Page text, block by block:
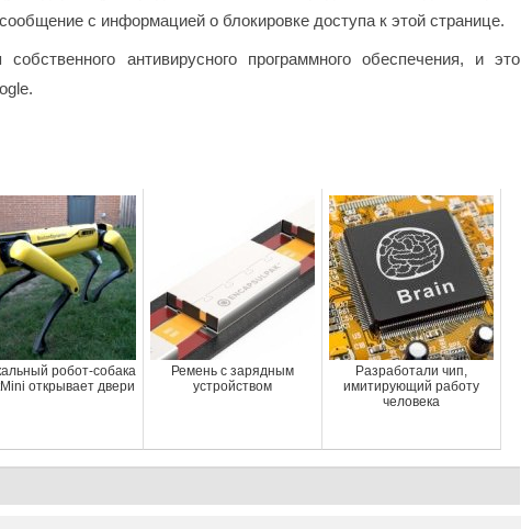
с информацией о блокировке доступа к этой странице.
антивирусного программного обеспечения, и это
робот-собака
открывает двери
Ремень с зарядным
устройством
Разработали чип,
имитирующий работу
человека